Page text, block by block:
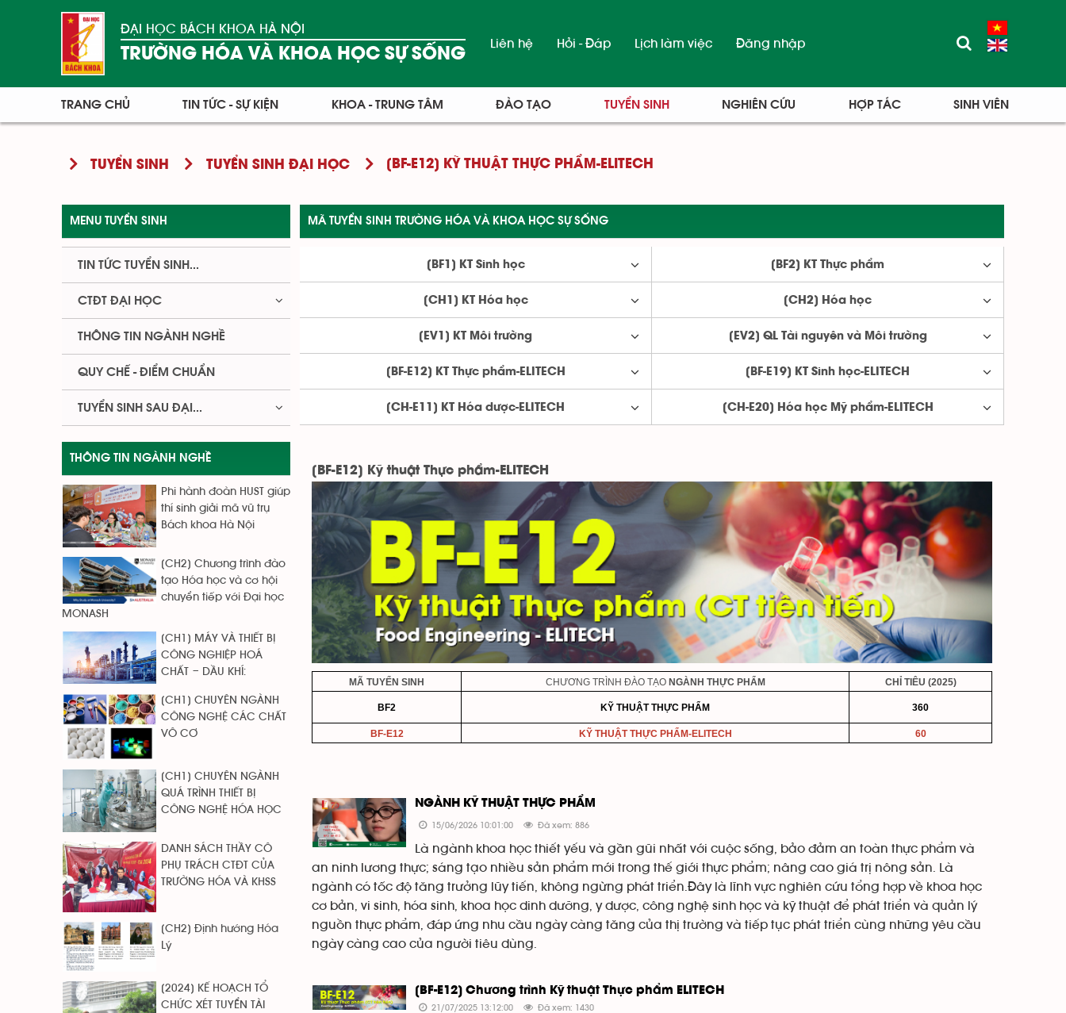
ĐẠI HỌC BÁCH KHOA HÀ NỘI
TRƯỜNG HÓA VÀ KHOA HỌC SỰ SỐNG
Liên hệ Hỏi - Đáp Lịch làm việc Đăng nhập
TRANG CHỦ TIN TỨC - SỰ KIỆN KHOA - TRUNG TÂM ĐÀO TẠO TUYỂN SINH NGHIÊN CỨU HỢP TÁC SINH VIÊN
TUYỂN SINH TUYỂN SINH ĐẠI HỌC [BF-E12] KỸ THUẬT THỰC PHẨM-ELITECH
MÃ TUYỂN SINH TRƯỜNG HÓA VÀ KHOA HỌC SỰ SỐNG
[BF1] KT Sinh học [BF2] KT Thực phẩm
[CH1] KT Hóa học [CH2] Hóa học
[EV1] KT Môi trường [EV2] QL Tài nguyên và Môi trường
[BF-E12] KT Thực phẩm-ELITECH [BF-E19] KT Sinh học-ELITECH
[CH-E11] KT Hóa dược-ELITECH [CH-E20] Hóa học Mỹ phẩm-ELITECH
[BF-E12] Kỹ thuật Thực phẩm-ELITECH
MÃ TUYỂN SINH CHƯƠNG TRÌNH ĐÀO TẠO NGÀNH THỰC PHẨM CHỈ TIÊU (2025)
BF2 KỸ THUẬT THỰC PHẨM 360
BF-E12 KỸ THUẬT THỰC PHẨM-ELITECH 60
NGÀNH KỸ THUẬT THỰC PHẨM
15/06/2026 10:01:00 Đã xem: 886
Là ngành khoa học thiết yếu và gần gũi nhất với cuộc sống, bảo đảm an toàn thực phẩm và
an ninh lương thực; sáng tạo nhiều sản phẩm mới trong thế giới thực phẩm; nâng cao giá trị nông sản. Là
ngành có tốc độ tăng trưởng lũy tiến, không ngừng phát triển.Đây là lĩnh vực nghiên cứu tổng hợp về khoa học
cơ bản, vi sinh, hóa sinh, khoa học dinh dưỡng, y dược, công nghệ sinh học và kỹ thuật để phát triển và quản lý
nguồn thực phẩm, đáp ứng nhu cầu ngày càng tăng của thị trường và tiếp tục phát triển cùng những yêu cầu
ngày càng cao của người tiêu dùng.
[BF-E12] Chương trình Kỹ thuật Thực phẩm ELITECH
21/07/2025 13:12:00 Đã xem: 1430
MENU TUYỂN SINH
TIN TỨC TUYỂN SINH...
CTĐT ĐẠI HỌC
THÔNG TIN NGÀNH NGHỀ
QUY CHẾ - ĐIỂM CHUẨN
TUYỂN SINH SAU ĐẠI...
THÔNG TIN NGÀNH NGHỀ
Phi hành đoàn HUST giúp
thí sinh giải mã vũ trụ
Bách khoa Hà Nội
[CH2] Chương trình đào
tạo Hóa học và cơ hội
chuyển tiếp với Đại học
MONASH
[CH1] MÁY VÀ THIẾT BỊ
CÔNG NGHIỆP HOÁ
CHẤT – DẦU KHÍ:
[CH1] CHUYÊN NGÀNH
CÔNG NGHỆ CÁC CHẤT
VÔ CƠ
[CH1] CHUYÊN NGÀNH
QUÁ TRÌNH THIẾT BỊ
CÔNG NGHỆ HÓA HỌC
DANH SÁCH THẦY CÔ
PHỤ TRÁCH CTĐT CỦA
TRƯỜNG HÓA VÀ KHSS
[CH2] Định hướng Hóa
Lý
[2024] KẾ HOẠCH TỔ
CHỨC XÉT TUYỂN TÀI